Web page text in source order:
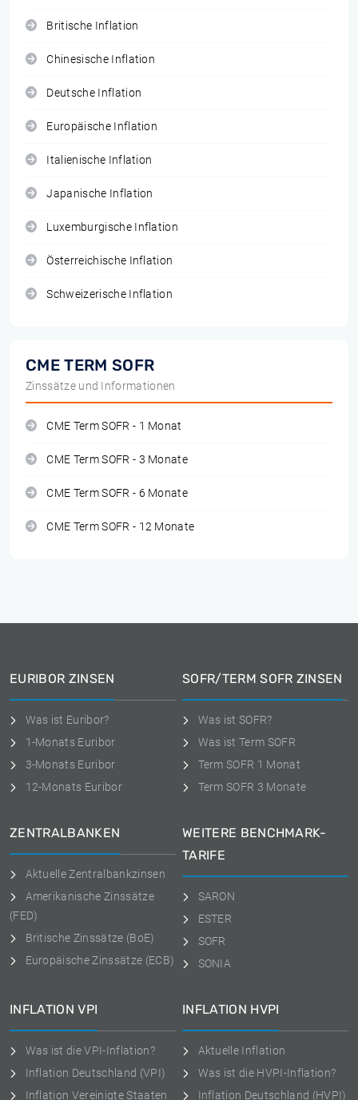
Britische Inflation
Chinesische Inflation
Deutsche Inflation
Europäische Inflation
Italienische Inflation
Japanische Inflation
Luxemburgische Inflation
Österreichische Inflation
Schweizerische Inflation
CME TERM SOFR
Zinssätze und Informationen
CME Term SOFR - 1 Monat
CME Term SOFR - 3 Monate
CME Term SOFR - 6 Monate
CME Term SOFR - 12 Monate
EURIBOR ZINSEN
Was ist Euribor?
1-Monats Euribor
3-Monats Euribor
12-Monats Euribor
SOFR/TERM SOFR ZINSEN
Was ist SOFR?
Was ist Term SOFR
Term SOFR 1 Monat
Term SOFR 3 Monate
ZENTRALBANKEN
Aktuelle Zentralbankzinsen
Amerikanische Zinssätze
(FED)
Britische Zinssätze (BoE)
Europäische Zinssätze (ECB)
WEITERE BENCHMARK-
TARIFE
SARON
ESTER
SOFR
SONIA
INFLATION VPI
Was ist die VPI-Inflation?
Inflation Deutschland (VPI)
Inflation Vereinigte Staaten
INFLATION HVPI
Aktuelle Inflation
Was ist die HVPI-Inflation?
Inflation Deutschland (HVPI)